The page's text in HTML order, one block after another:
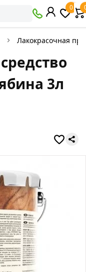
0
Лакокрасочная
3л